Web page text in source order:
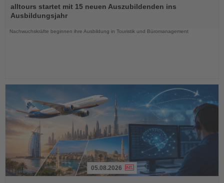
Sie
die
alltours startet mit 15 neuen Auszubildenden ins
Ausbildungsjahr
Nachwuchskräfte beginnen ihre Ausbildung in Touristik und Büromanagement
05.08.2026